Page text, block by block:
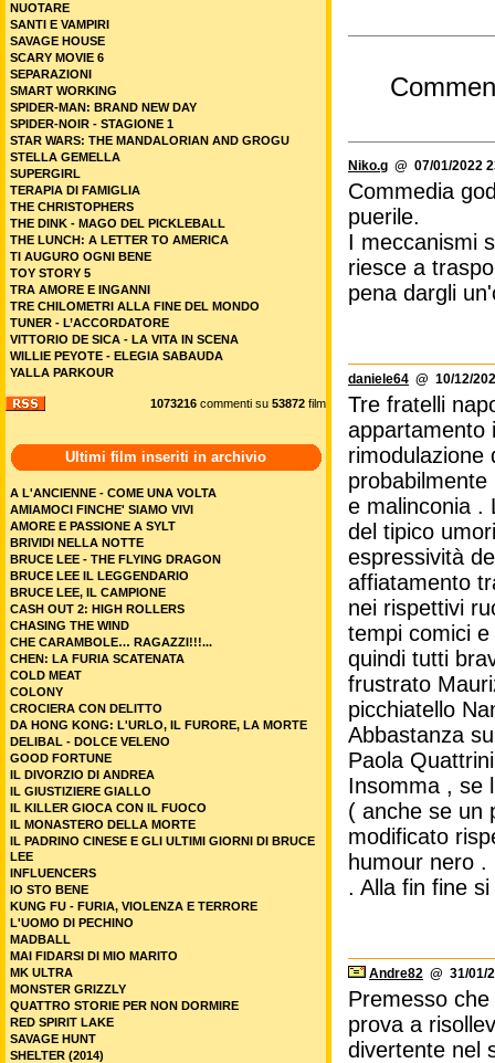
Niko.g @ 07/01/2022
Commedia
puerile.
I meccanismi
riesce a
pena dargli
daniele64 @ 10/12/
Tre fratelli
appartamento
rimodulazione
e malinconia .
del tipico
espressività
affiatamento
nei rispettivi
tempi comici
quindi tutti
frustrato
picchiatello
Abbastanza
Paola
Insomma , se
( anche se un
modificato
humour nero
. Alla fin fine
Andre82 @ 31/01/
Premesso
prova a
divertente nel
NUOTARE
SANTI E VAMPIRI
SAVAGE HOUSE
SCARY MOVIE 6
SEPARAZIONI
SMART WORKING
SPIDER-MAN: BRAND NEW DAY
SPIDER-NOIR - STAGIONE 1
STAR WARS: THE MANDALORIAN AND GROGU
STELLA GEMELLA
SUPERGIRL
TERAPIA DI FAMIGLIA
THE CHRISTOPHERS
THE DINK - MAGO DEL PICKLEBALL
THE LUNCH: A LETTER TO AMERICA
TI AUGURO OGNI BENE
TOY STORY 5
TRA AMORE E INGANNI
TRE CHILOMETRI ALLA FINE DEL MONDO
TUNER - L’ACCORDATORE
VITTORIO DE SICA - LA VITA IN SCENA
WILLIE PEYOTE - ELEGIA SABAUDA
YALLA PARKOUR
1073216 commenti su 53872 film
Ultimi film inseriti in archivio
A L'ANCIENNE - COME UNA VOLTA
AMIAMOCI FINCHE' SIAMO VIVI
AMORE E PASSIONE A SYLT
BRIVIDI NELLA NOTTE
BRUCE LEE - THE FLYING DRAGON
BRUCE LEE IL LEGGENDARIO
BRUCE LEE, IL CAMPIONE
CASH OUT 2: HIGH ROLLERS
CHASING THE WIND
CHE CARAMBOLE… RAGAZZI!!!...
CHEN: LA FURIA SCATENATA
COLD MEAT
COLONY
CROCIERA CON DELITTO
DA HONG KONG: L'URLO, IL FURORE, LA MORTE
DELIBAL - DOLCE VELENO
GOOD FORTUNE
IL DIVORZIO DI ANDREA
IL GIUSTIZIERE GIALLO
IL KILLER GIOCA CON IL FUOCO
IL MONASTERO DELLA MORTE
IL PADRINO CINESE E GLI ULTIMI GIORNI DI BRUCE
LEE
INFLUENCERS
IO STO BENE
KUNG FU - FURIA, VIOLENZA E TERRORE
L'UOMO DI PECHINO
MADBALL
MAI FIDARSI DI MIO MARITO
MK ULTRA
MONSTER GRIZZLY
QUATTRO STORIE PER NON DORMIRE
RED SPIRIT LAKE
SAVAGE HUNT
SHELTER (2014)